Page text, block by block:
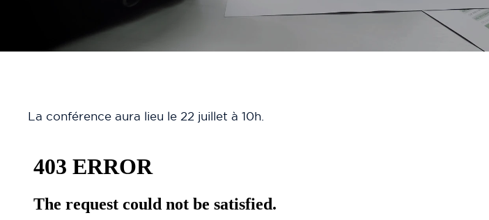
La conférence aura lieu le 22 juillet à 10h.